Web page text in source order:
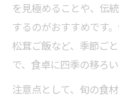
を見極めることや、伝
するのがおすすめです
松茸ご飯など、季節ご
で、食卓に四季の移ろ
注意点として、旬の食